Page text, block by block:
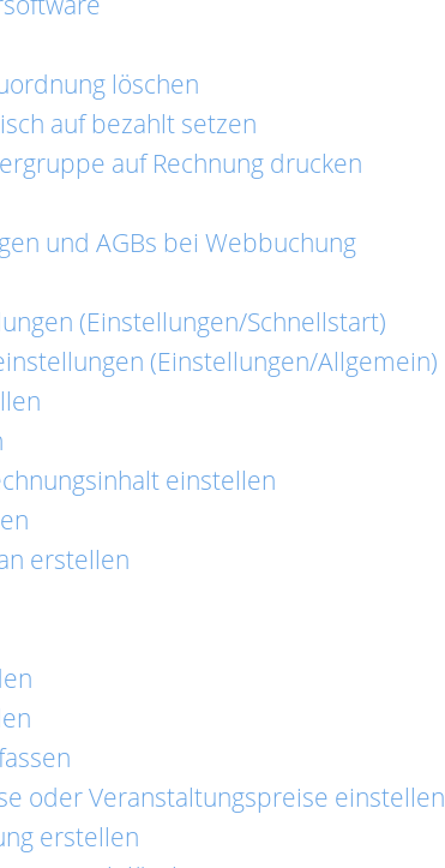
löschen
auf bezahlt setzen
auf Rechnung drucken
und AGBs bei Webbuchung
(Einstellungen/Schnellstart)
(Einstellungen/Allgemein)
einstellen
erstellen
oder Veranstaltungspreise einstellen
erstellen